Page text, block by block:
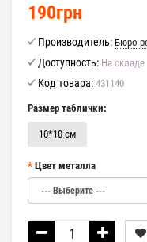
190грн
Производитель: Бюро
Доступность: На складе
Код товара: 431140
Размер таблички:
10*10 см
Цвет металла